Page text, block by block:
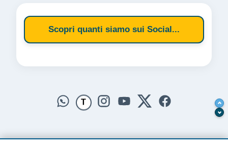
Scopri quanti siamo sui Social...
T